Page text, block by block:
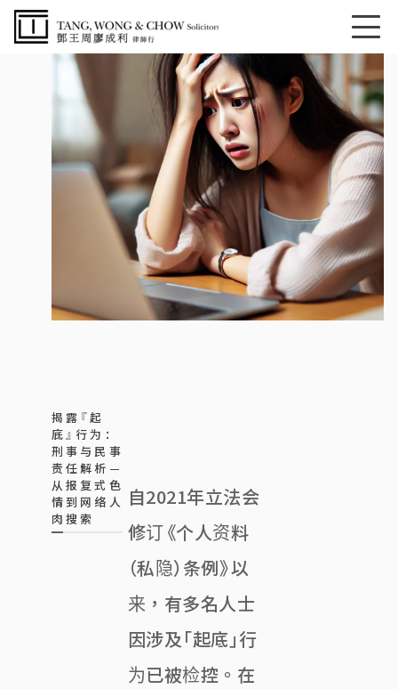
揭露『起
底』行为：
刑事与民事
责任解析—
从报复式色
情到网络人
肉搜索
自2021年立法会
修订《个人资料
（私隐）条例》以
来，有多名人士
因涉及「起底」行
为已被检控。在